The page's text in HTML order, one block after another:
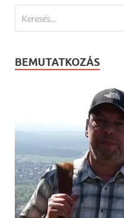
BEMUTATKOZÁS